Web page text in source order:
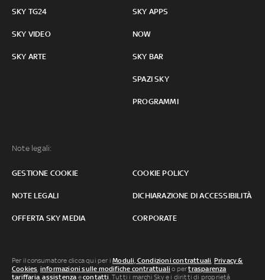
SKY TG24
SKY VIDEO
SKY ARTE
SKY APPS
NOW
SKY BAR
SPAZI SKY
PROGRAMMI
Note legali:
GESTIONE COOKIE COOKIE POLICY
NOTE LEGALI DICHIARAZIONE DI ACCESSIBILITÀ
OFFERTA SKY MEDIA CORPORATE
Per il consumatore clicca qui per iModuli, Condizioni contrattuali Privacy &
Cookies informazioni sulle modifiche contrattuali o pertrasparenza
tariffaria ,assistenza econtatti . Tutti i marchi Sky e i diritti di proprietà